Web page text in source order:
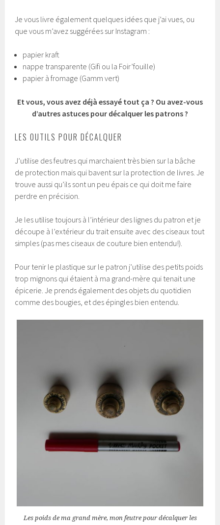
Je vous livre également quelques idées que j’ai vues, ou
que vous m’avez suggérées sur Instagram :
papier kraft
nappe transparente (Gifi ou la Foir’fouille)
papier à fromage (Gamm vert)
Et vous, vous avez déjà essayé tout ça ? Ou avez-vous
d’autres astuces pour décalquer les patrons ?
LES OUTILS POUR DÉCALQUER
J’utilise des feutres qui marchaient très bien sur la bâche
de protection mais qui bavent sur la protection de livres. Je
trouve aussi qu’ils sont un peu épais ce qui doit me faire
perdre en précision.
Je les utilise toujours à l’intérieur des lignes du patron et je
découpe à l’extérieur du trait ensuite avec des ciseaux tout
simples (pas mes ciseaux de couture bien entendu!).
Pour tenir le plastique sur le patron j’utilise des petits poids
trop mignons qui étaient à ma grand-mère qui tenait une
épicerie. Je prends également des objets du quotidien
comme des bougies, et des épingles bien entendu.
Les poids de ma grand mère, mon feutre pour décalquer les